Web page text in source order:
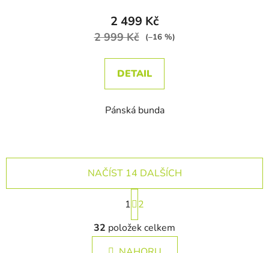
2 499 Kč
2 999 Kč (–16 %)
DETAIL
Pánská bunda
Ovládací prvky výpisu
NAČÍST 14 DALŠÍCH
Stránkování
1
2
32 položek celkem